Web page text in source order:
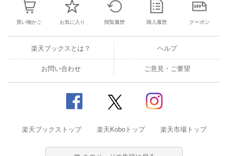
ィの生き方と関係があるのかもしれない。それ
を知るには、この小説を全部読んで貰う必要が
あるだろう。
買い物かご お気に入り 閲覧履歴 購入履歴 クーポン
楽天ブックスとは？ ヘルプ
お問い合わせ ご意見・ご要望
楽天ブックストップ 楽天Koboトップ 楽天市場トップ